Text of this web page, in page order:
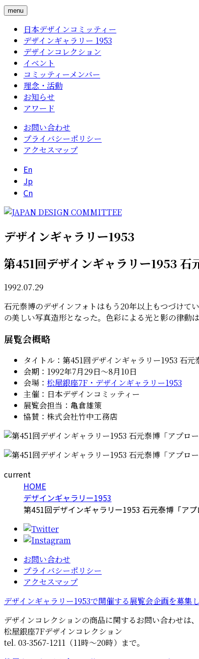
menu
日本デザインコミッティー
デザインギャラリー 1953
デザインコレクション
イベント
コミッティーメンバー
理念・活動
お知らせ
アワード
お問い合わせ
プライバシーポリシー
アクセスマップ
En
Jp
Cn
デザインギャラリー1953
第451回デザインギャラリー1953 石
1992.07.29
石元泰博のデザインフォトはもう20年以上もつづけて
の美しい写真造形となった。色彩による光と影の律動
展覧会概略
タイトル：第451回デザインギャラリー1953 石元
会期：1992年7月29日〜8月10日
会場： 松屋銀座7F・デザインギャラリー1953
主催：日本デザインコミッティー
展覧会担当：亀倉雄策
協賛：株式会社竹中工務店
current
HOME
デザインギャラリー1953
第451回デザインギャラリー1953 石元泰博「アプ
お問い合わせ
プライバシーポリシー
アクセスマップ
デザインギャラリー1953で開催する展覧会企画を募集し
デザインコレクションの商品に関するお問い合わせは、
松屋銀座7Fデザインコレクション
tel. 03-3567-1211（11時～20時）まで。